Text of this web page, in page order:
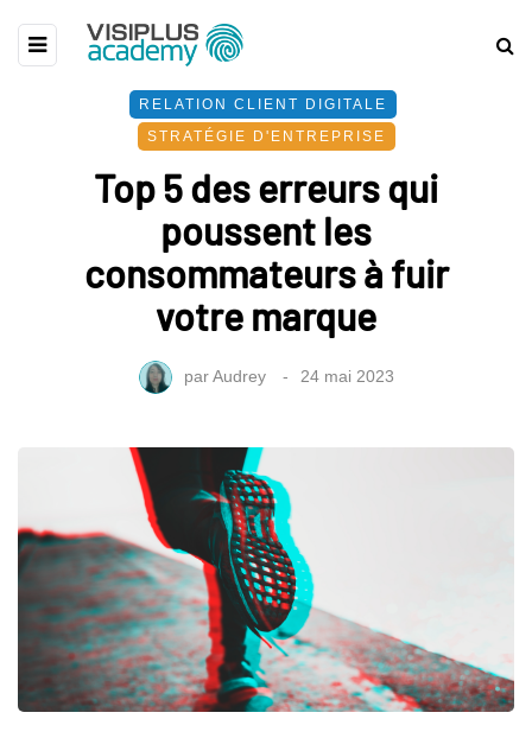
RELATION CLIENT DIGITALE
STRATÉGIE D'ENTREPRISE
Top 5 des erreurs qui
poussent les
consommateurs à fuir
votre marque
parAudrey 24 mai 2023